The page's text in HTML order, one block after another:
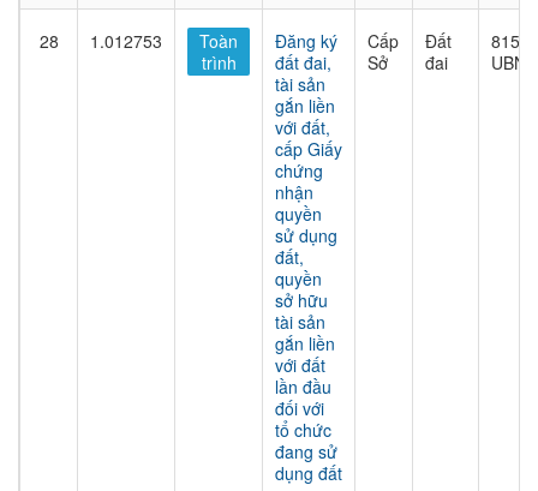
28 1.012753
Toàn
trình
Đăng ký
đất đai,
tài sản
gắn liền
với đất,
cấp Giấy
chứng
nhận
quyền
sử dụng
đất,
quyền
sở hữu
tài sản
gắn liền
với đất
lần đầu
đối với
tổ chức
đang sử
dụng đất
Cấp
Sở
Đất
đai
815/
UBND